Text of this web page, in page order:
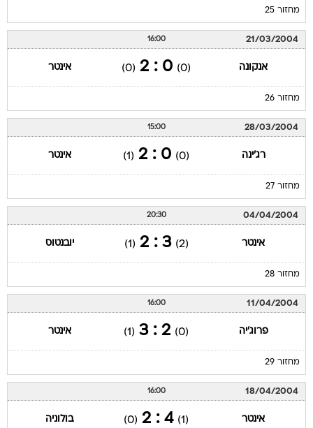
מחזור 25
21/03/2004
16:00
אנקונה (0)
0 : 2
(0) אינטר
מחזור 26
28/03/2004
15:00
רג'ינה (0)
0 : 2
(1) אינטר
מחזור 27
04/04/2004
20:30
אינטר (2)
3 : 2
(1) יובנטוס
מחזור 28
11/04/2004
16:00
פרוג'יה (0)
2 : 3
(1) אינטר
מחזור 29
18/04/2004
16:00
אינטר (1)
4 : 2
(0) בולוניה